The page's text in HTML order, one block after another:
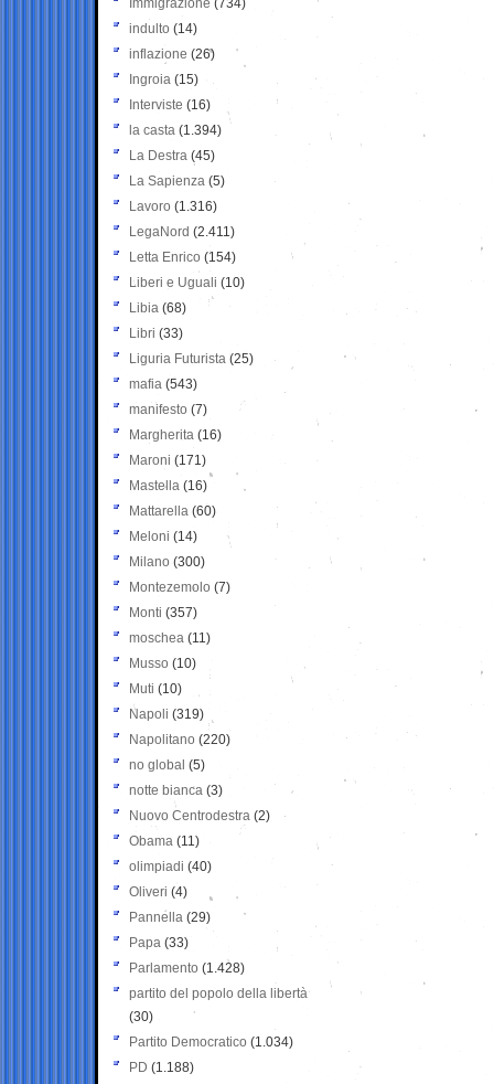
Immigrazione (734)
indulto (14)
inflazione (26)
Ingroia (15)
Interviste (16)
la casta (1.394)
La Destra (45)
La Sapienza (5)
Lavoro (1.316)
LegaNord (2.411)
Letta Enrico (154)
Liberi e Uguali (10)
Libia (68)
Libri (33)
Liguria Futurista (25)
mafia (543)
manifesto (7)
Margherita (16)
Maroni (171)
Mastella (16)
Mattarella (60)
Meloni (14)
Milano (300)
Montezemolo (7)
Monti (357)
moschea (11)
Musso (10)
Muti (10)
Napoli (319)
Napolitano (220)
no global (5)
notte bianca (3)
Nuovo Centrodestra (2)
Obama (11)
olimpiadi (40)
Oliveri (4)
Pannella (29)
Papa (33)
Parlamento (1.428)
partito del popolo della libertà
(30)
Partito Democratico (1.034)
PD (1.188)